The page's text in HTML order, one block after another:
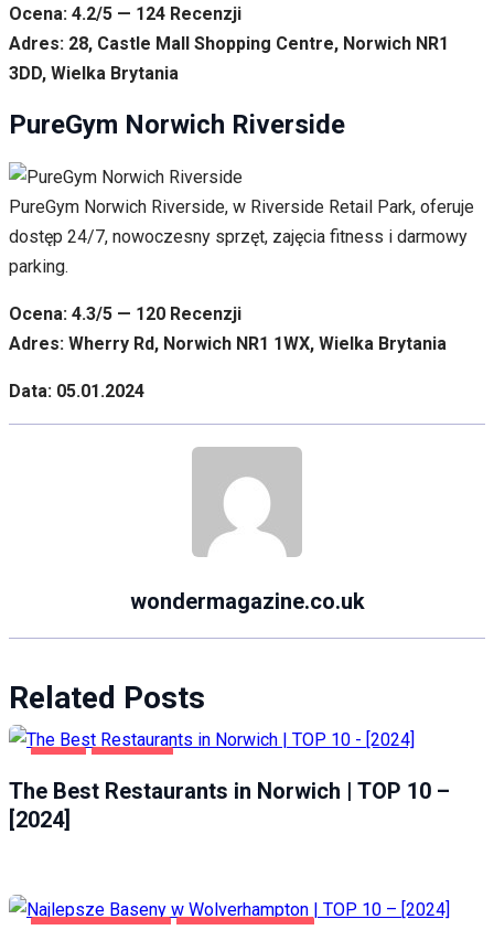
Ocena: 4.2/5 — 124 Recenzji
Adres: 28, Castle Mall Shopping Centre, Norwich NR1
3DD, Wielka Brytania
PureGym Norwich Riverside
PureGym Norwich Riverside, w Riverside Retail Park, oferuje
dostęp 24/7, nowoczesny sprzęt, zajęcia fitness i darmowy
parking.
Ocena: 4.3/5 — 120 Recenzji
Adres: Wherry Rd, Norwich NR1 1WX, Wielka Brytania
Data: 05.01.2024
wondermagazine.co.uk
Related Posts
The Best Restaurants in Norwich | TOP 10 –
[2024]